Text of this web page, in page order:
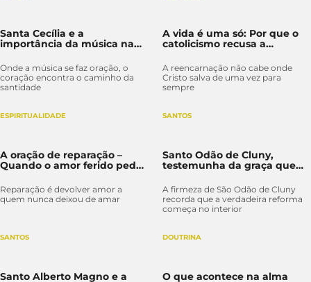
Santa Cecília e a
importância da música na
Onde a música se faz oração, o
coração encontra o caminho da
santidade
A vida é uma só: Por que o
catolicismo recusa a
A reencarnação não cabe onde
Cristo salva de uma vez para
sempre
ESPIRITUALIDADE
A oração de reparação –
Quando o amor ferido pede
Reparação é devolver amor a
quem nunca deixou de amar
SANTOS
Santo Odão de Cluny,
testemunha da graça que
A firmeza de São Odão de Cluny
recorda que a verdadeira reforma
começa no interior
SANTOS
Santo Alberto Magno e a
DOUTRINA
O que acontece na alma